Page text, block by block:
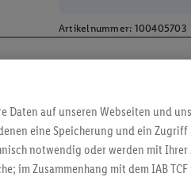
Artikelnummer: 100405703
Daten auf unseren Webseiten und
eine Speicherung und ein Zugriff
notwendig oder werden mit Ihrer
im Zusammenhang mit dem IAB